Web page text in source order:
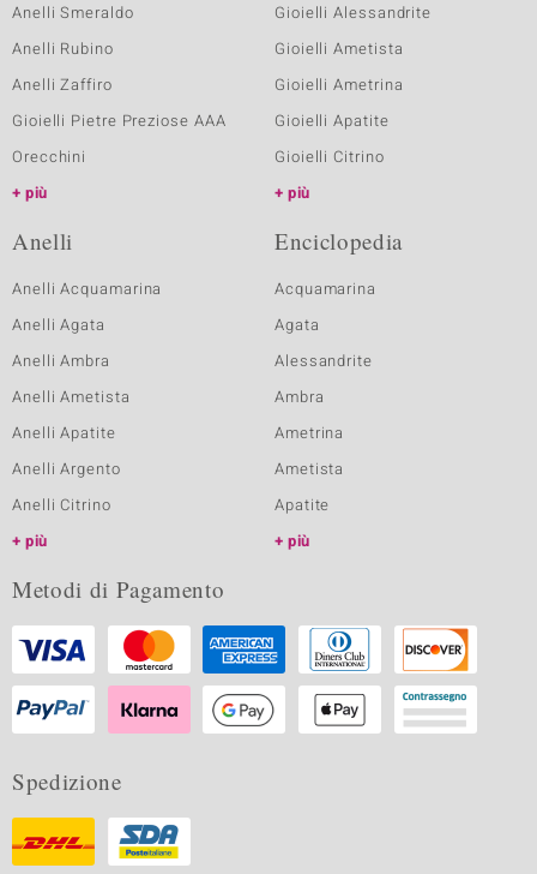
Anelli Smeraldo
Anelli Rubino
Anelli Zaffiro
Gioielli Pietre Preziose AAA
Orecchini
più
Gioielli Alessandrite
Gioielli Ametista
Gioielli Ametrina
Gioielli Apatite
Gioielli Citrino
più
Anelli
Anelli Acquamarina
Anelli Agata
Anelli Ambra
Anelli Ametista
Anelli Apatite
Anelli Argento
Anelli Citrino
più
Enciclopedia
Acquamarina
Agata
Alessandrite
Ambra
Ametrina
Ametista
Apatite
più
Metodi di Pagamento
Spedizione